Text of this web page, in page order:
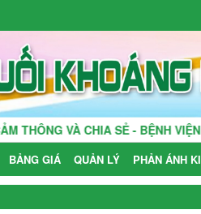
VÀ CHIA SẺ - BỆNH VIỆN
BẢNG GIÁ QUẢN LÝ PHẢN ÁNH